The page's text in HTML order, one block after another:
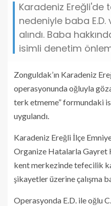
Karadeniz Ereğli'de
nedeniyle baba E.D.
alındı. Baba
isimli denetim
Zonguldak’ın Karadeniz
operasyonunda oğluyla
terk etmeme” formundaki
uygulandı.
Karadeniz Ereğli İlçe
Organize Hatalarla Gayret
kent merkezinde tefecilik
şikayetler üzerine çalışma
Operasyonda E.D. ile oğlu